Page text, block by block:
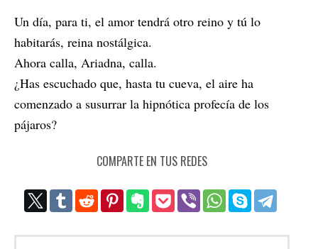
Un día, para ti, el amor tendrá otro reino y tú lo
habitarás, reina nostálgica.
Ahora calla, Ariadna, calla.
¿Has escuchado que, hasta tu cueva, el aire ha
comenzado a susurrar la hipnótica profecía de los
pájaros?
COMPARTE EN TUS REDES